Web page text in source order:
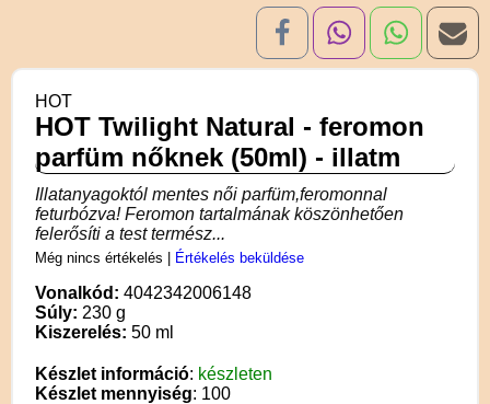
HOT
HOT Twilight Natural - feromon
parfüm nőknek (50ml) - illatm
Illatanyagoktól mentes női parfüm,feromonnal
feturbózva! Feromon tartalmának köszönhetően
felerősíti a test termész...
Még nincs értékelés Értékelés beküldése
Vonalkód: 4042342006148
Súly: 230 g
Kiszerelés: 50 ml
Készlet információ: készleten
Készlet mennyiség: 100